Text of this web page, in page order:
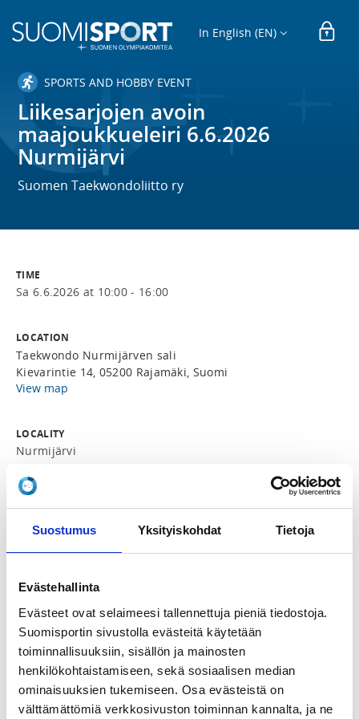
Suostumus Yksityiskohdat Tietoja
Evästehallinta
Evästeet ovat selaimeesi tallennettuja pieniä tiedostoja.
Suomisportin sivustolla evästeitä käytetään
toiminnallisuuksiin, sisällön ja mainosten
henkilökohtaistamiseen, sekä sosiaalisen median
ominaisuuksien tukemiseen. Osa evästeistä on
välttämättömiä verkkosivuston toiminnan kannalta, ja ne
In English (EN)
SPORTS AND HOBBY EVENT
Liikesarjojen avoin
maajoukkueleiri 6.6.2026
Nurmijärvi
Suomen Taekwondoliitto ry
TIME
Sa 6.6.2026 at 10:00 - 16:00
LOCATION
Taekwondo Nurmijärven sali
Kievarintie 14, 05200 Rajamäki, Suomi
View map
LOCALITY
Nurmijärvi
SPORTS
Taekwondo
PRICE
Koko leiri 60,00 €
ADDITIONAL INFORMATION
Essi Labart